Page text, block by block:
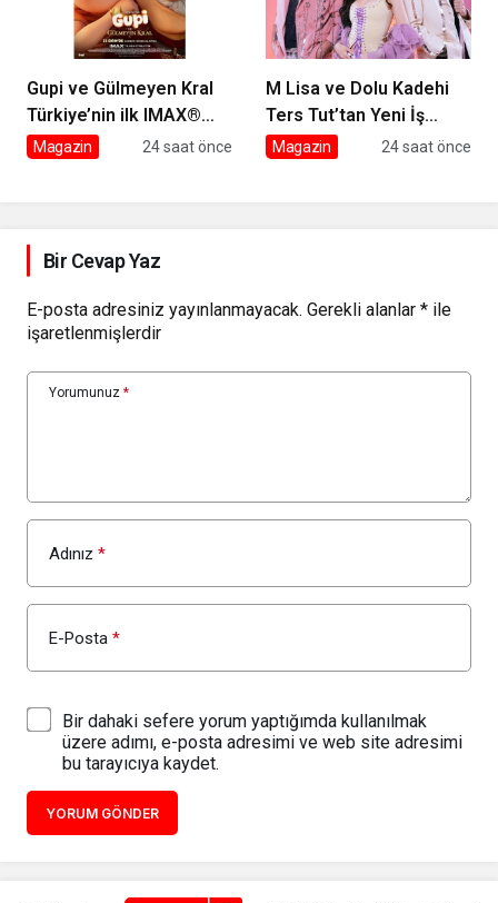
Gupi ve Gülmeyen Kral
Türkiye’nin ilk IMAX®
animasyon filmi oluyor
Magazin 24 saat önce
M Lisa ve Dolu Kadehi
Ters Tut’tan Yeni İş
Birliği: Vişne
Magazin 24 saat önce
Bir Cevap Yaz
E-posta adresiniz yayınlanmayacak. Gerekli alanlar * ile
işaretlenmişlerdir
Yorumunuz *
Adınız *
E-Posta *
Bir dahaki sefere yorum yaptığımda kullanılmak
üzere adımı, e-posta adresimi ve web site adresimi
bu tarayıcıya kaydet.
YORUM GÖNDER